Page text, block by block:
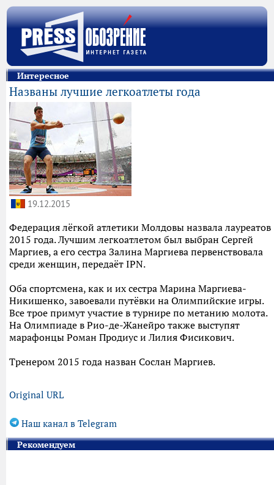
Интересное
Названы лучшие легкоатлеты года
19.12.2015
Федерация лёгкой атлетики Молдовы назвала лауреатов
2015 года. Лучшим легкоатлетом был выбран Сергей
Маргиев, а его сестра Залина Маргиева первенствовала
среди женщин, передаёт IPN.
Оба спортсмена, как и их сестра Марина Маргиева-
Никишенко, завоевали путёвки на Олимпийские игры.
Все трое примут участие в турнире по метанию молота.
На Олимпиаде в Рио-де-Жанейро также выступят
марафонцы Роман Продиус и Лилия Фисикович.
Тренером 2015 года назван Сослан Маргиев.
Original URL
Наш канал в Telegram
Рекомендуем